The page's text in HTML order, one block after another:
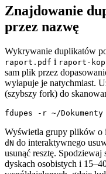
Znajdowanie
przez nazwę
Wykrywanie duplikatów
raport.pdf i raport-
sam plik przez
wyłapuje je natychmiast.
(szybszy fork) do
Wyświetla grupy plików o
dN do interaktywnego
usunąć resztę.
dyskach osobistych i